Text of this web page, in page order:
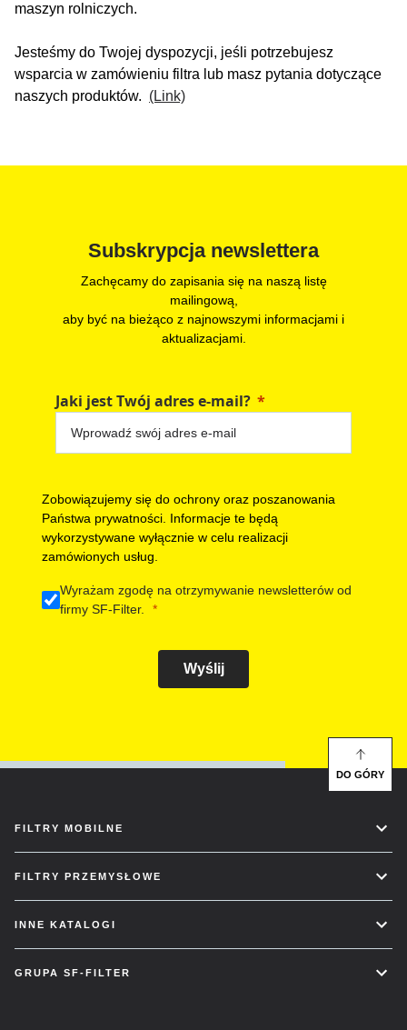
maszyn rolniczych.
Jesteśmy do Twojej dyspozycji, jeśli potrzebujesz
wsparcia w zamówieniu filtra lub masz pytania dotyczące
naszych produktów. (Link)
Subskrypcja newslettera
Zachęcamy do zapisania się na naszą listę
mailingową,
aby być na bieżąco z najnowszymi informacjami i
aktualizacjami.
Jaki jest Twój adres e-mail?
Zobowiązujemy się do ochrony oraz poszanowania
Państwa prywatności. Informacje te będą
wykorzystywane wyłącznie w celu realizacji
zamówionych usług.
Wyrażam zgodę na otrzymywanie newsletterów od
firmy SF-Filter.
Wyślij
FILTRY MOBILNE
FILTRY PRZEMYSŁOWE
INNE KATALOGI
GRUPA SF-FILTER
DO GÓRY